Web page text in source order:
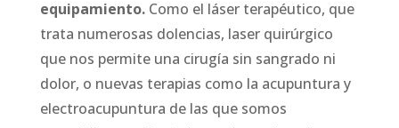
equipamiento. Como el láser terapéutico, que
trata numerosas dolencias, laser quirúrgico
que nos permite una cirugía sin sangrado ni
dolor, o nuevas terapias como la acupuntura y
electroacupuntura de las que somos